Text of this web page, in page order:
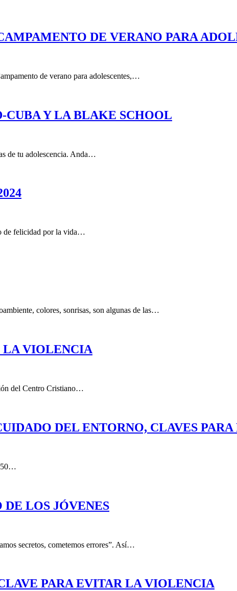
DE VERANO PARA
de verano para adolescentes,…
CUBA Y LA BLAKE SCHOOL
de tu adolescencia. Anda…
de felicidad por la vida…
colores, sonrisas, son algunas de las…
LA VIOLENCIA
del Centro Cristiano…
DEL ENTORNO, CLAVES
50…
LOS JÓVENES
secretos, cometemos errores”. Así…
PARA EVITAR LA VIOLENCIA